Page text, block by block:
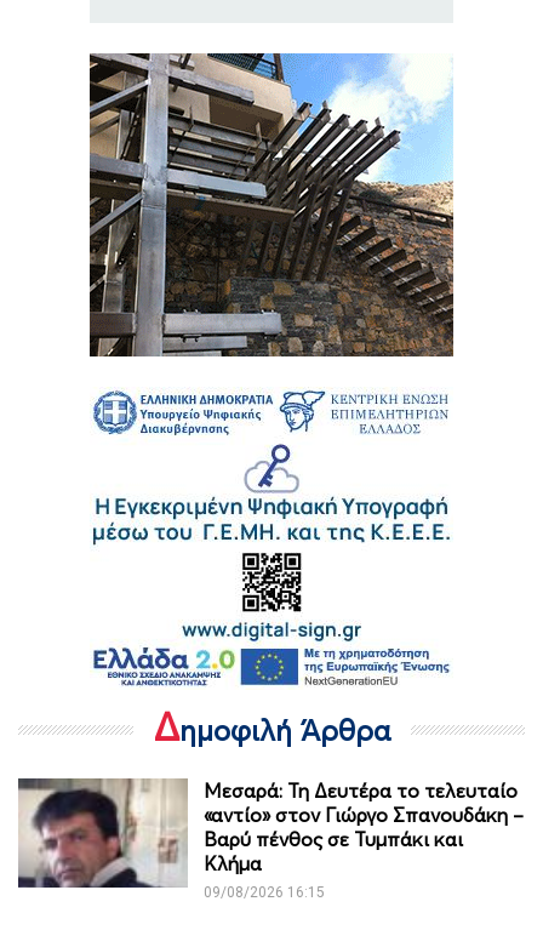
Δημοφιλή Άρθρα
Μεσαρά: Τη Δευτέρα το τελευταίο
«αντίο» στον Γιώργο Σπανουδάκη –
Βαρύ πένθος σε Τυμπάκι και
Κλήμα
09/08/2026 16:15